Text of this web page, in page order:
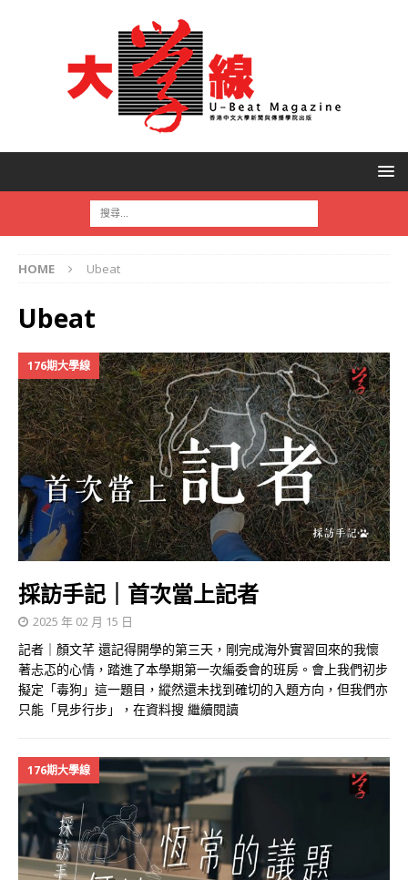
HOME Ubeat
Ubeat
176期大學線
採訪手記｜首次當上記者
2025 年 02 月 15 日
記者｜顏文芊 還記得開學的第三天，剛完成海外實習回來的我懷
著忐忑的心情，踏進了本學期第一次編委會的班房。會上我們初步
擬定「毒狗」這一題目，縱然還未找到確切的入題方向，但我們亦
只能「見步行步」，在資料搜 繼續閱讀
176期大學線